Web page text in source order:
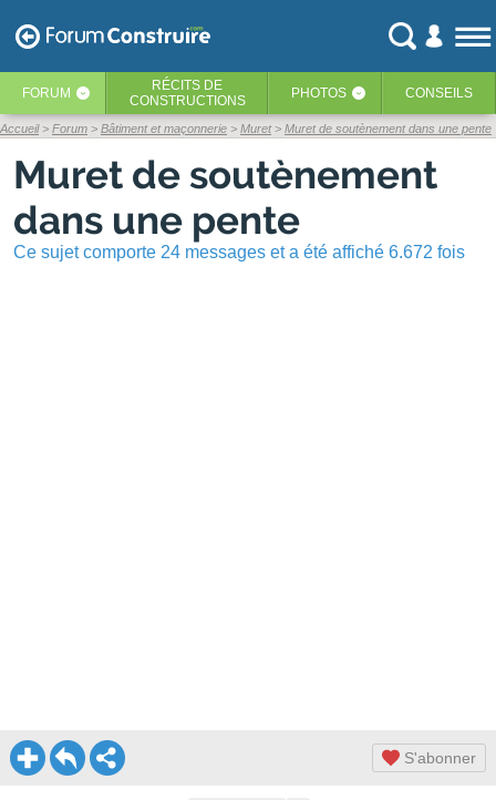
FORUM ‹ RÉCITS DE
CONSTRUCTIONS
PHOTOS ‹ CONSEILS
Accueil Forum Bâtiment et maçonnerie Muret Muret de soutènement dans une pente
Muret de soutènement
dans une pente
Ce sujet comporte 24 messages et a été affiché 6.672 fois
S'abonner